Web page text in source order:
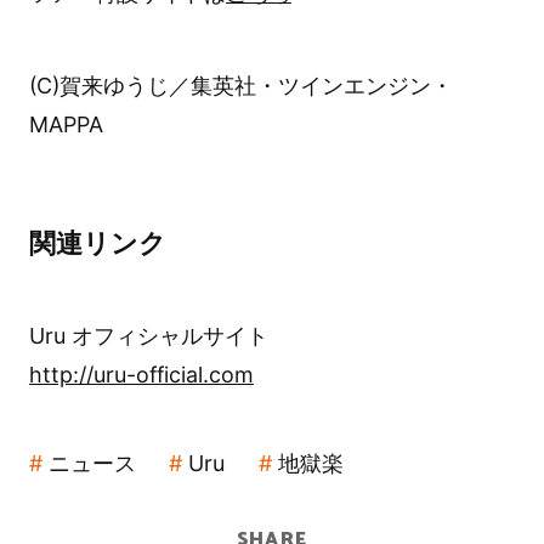
(C)賀来ゆうじ／集英社・ツインエンジン・
MAPPA
関連リンク
Uru オフィシャルサイト
http://uru-official.com
ニュース Uru 地獄楽